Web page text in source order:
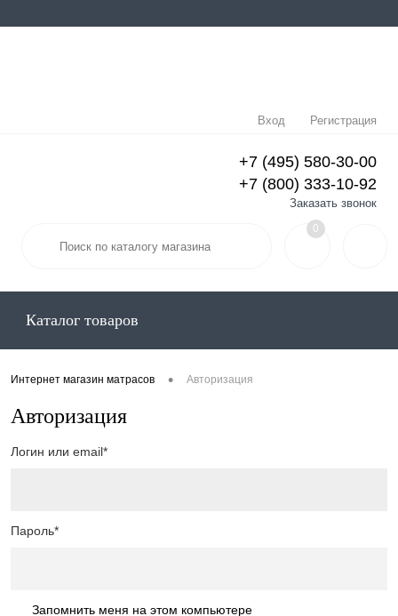
Вход Регистрация
+7 (495) 580-30-00
+7 (800) 333-10-92
Заказать звонок
0
Каталог товаров
Интернет магазин матрасов • Авторизация
Авторизация
Логин или email*
Пароль*
Запомнить меня на этом компьютере